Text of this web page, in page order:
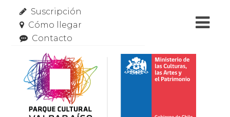
Suscripción
Cómo llegar
Contacto